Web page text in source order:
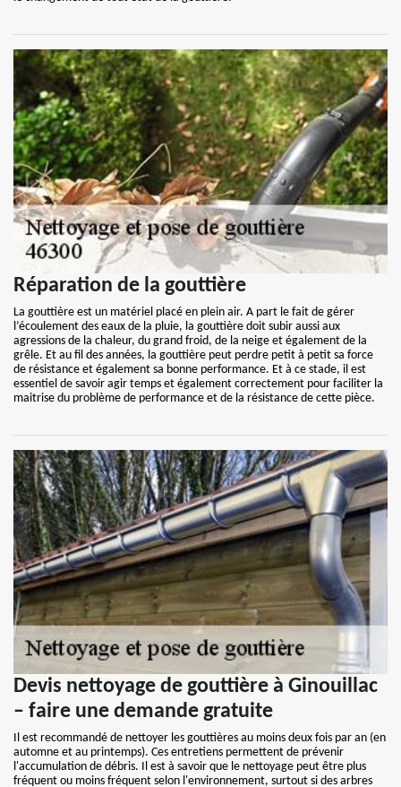
Réparation de la gouttière
La gouttière est un matériel placé en plein air. A part le fait de gérer
l’écoulement des eaux de la pluie, la gouttière doit subir aussi aux
agressions de la chaleur, du grand froid, de la neige et également de la
grêle. Et au fil des années, la gouttière peut perdre petit à petit sa force
de résistance et également sa bonne performance. Et à ce stade, il est
essentiel de savoir agir temps et également correctement pour faciliter la
maitrise du problème de performance et de la résistance de cette pièce.
Devis nettoyage de gouttière à Ginouillac
– faire une demande gratuite
Il est recommandé de nettoyer les gouttières au moins deux fois par an (en
automne et au printemps). Ces entretiens permettent de prévenir
l'accumulation de débris. Il est à savoir que le nettoyage peut être plus
fréquent ou moins fréquent selon l'environnement, surtout si des arbres